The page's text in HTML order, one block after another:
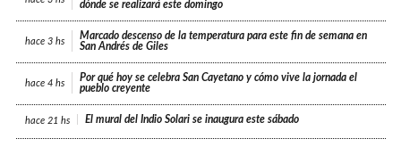
dónde se realizará este domingo
hace 3 hs
Marcado descenso de la temperatura para este fin de semana en
San Andrés de Giles
hace 4 hs
Por qué hoy se celebra San Cayetano y cómo vive la jornada el
pueblo creyente
hace 21 hs El mural del Indio Solari se inaugura este sábado